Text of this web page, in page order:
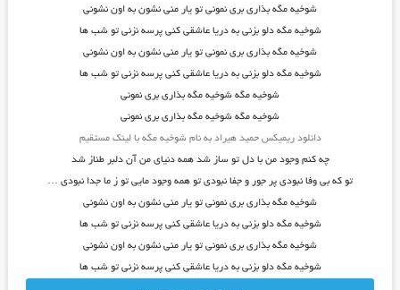
شوخیه مگه بذاری بری نمونی تو یار منی نشون به اون نشونی
شوخیه مگه دلو بزنی به دریا عاشقی کنی پرسه نزنی تو شب ها
شوخیه مگه بذاری بری نمونی تو یار منی نشون به اون نشونی
شوخیه مگه دلو بزنی به دریا عاشقی کنی پرسه نزنی تو شب ها
شوخیه مگه شوخیه مگه بذاری بری نمونی
شوخیه مگه شوخیه مگه بذاری بری نمونی
دانلود ریمیکس حمید هیراد به نام شوخیه مگه با لینک مستقیم
چه کنم وجود من با دل تو ساز شد همه دنیای من آن دلبر طناز شد
تو که بی وفا نبودی پر جور و جفا نبودی تو همه وجود مایی تو ز ما جدا نبودی …
شوخیه مگه بذاری بری نمونی تو یار منی نشون به اون نشونی
شوخیه مگه دلو بزنی به دریا عاشقی کنی پرسه نزنی تو شب ها
شوخیه مگه بذاری بری نمونی تو یار منی نشون به اون نشونی
شوخیه مگه دلو بزنی به دریا عاشقی کنی پرسه نزنی تو شب ها